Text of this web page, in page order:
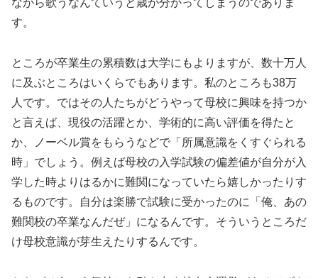
ながら歌うなんていうと歳が分かってしまうのでありま
す。
ところが卒業生の累積数は大学にもよりますが、数十万人
に及ぶところはいくらでもあります。私のところも38万
人です。ではその人たちがどうやって母校に興味を持つか
と言えば、現役の活躍とか、学術的に高い評価を得たと
か、ノーベル賞をもらうなどで「所属意識をくすぐられる
時」でしょう。例えば母校の入学試験の偏差値が自分が入
学した時よりはるかに難関になっていたら嬉しかったりす
るものです。自分は楽勝で試験に受かったのに「俺、あの
難関校の卒業なんだぜ」になるんです。そういうところだ
け母校意識が芽生えたりするんです。